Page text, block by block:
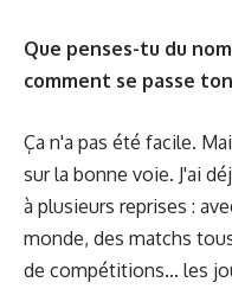
Que penses-tu du
comment se passe
Ça n'a pas été facile.
sur la bonne voie. J'ai
à plusieurs reprises :
monde, des matchs
de compétitions... les